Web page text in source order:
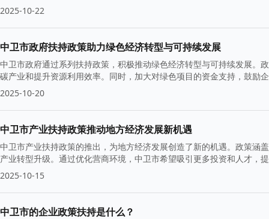
2025-10-22
中卫市政府扶持政策助力绿色经济转型与可持续发展
中卫市政府通过系列扶持政策，积极推动绿色经济转型与可持续发展。
碳产业和提升资源利用效率。同时，加大对绿色项目的资金支持，鼓励
2025-10-20
中卫市产业扶持政策推动地方经济发展新机遇
中卫市产业扶持政策的推出，为地方经济发展创造了新的机遇。政策涵
产业转型升级。通过优化营商环境，中卫市希望吸引更多投资和人才，
2025-10-15
中卫市的企业政策扶持是什么？